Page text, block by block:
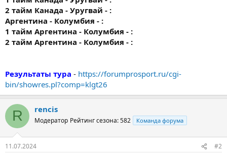
2 тайм Канада - Уругвай - :
Аргентина - Колумбия - :
1 тайм Аргентина - Колумбия - :
2 тайм Аргентина - Колумбия - :
Результаты тура - https://forumprosport.ru/cgi-
bin/showres.pl?comp=klgt26
R rencis
Модератор Рейтинг сезона: 582 Команда форума
11.07.2024 #2